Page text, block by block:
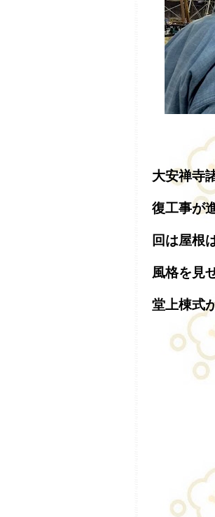
大安禅寺
復工事が
回は屋根
風格を見
堂上棟式